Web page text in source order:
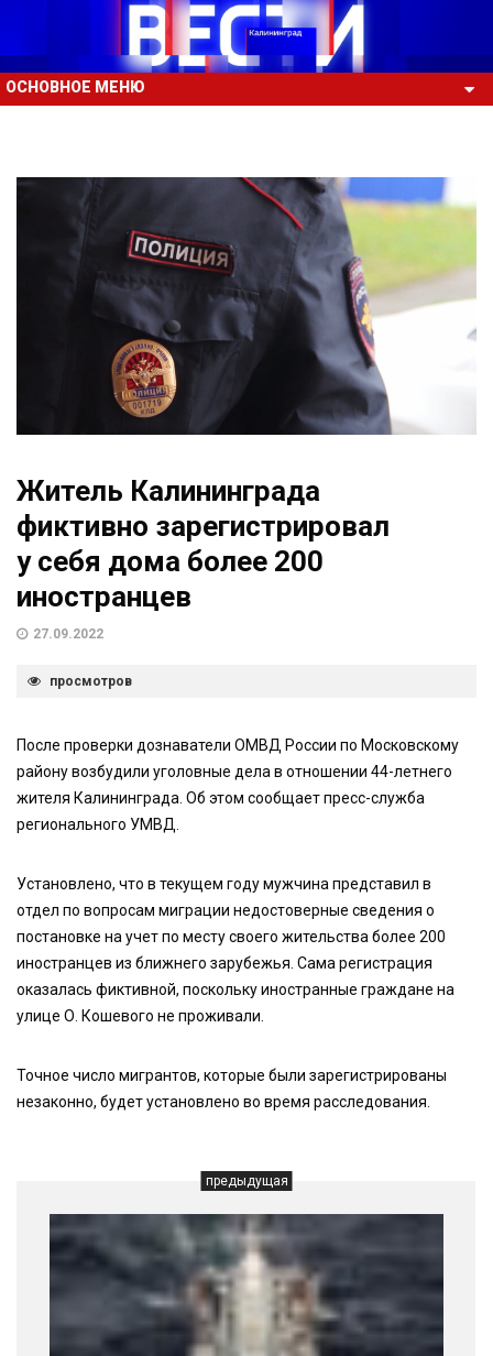
ОСНОВНОЕ МЕНЮ
Житель Калининграда
фиктивно зарегистрировал
у себя дома более 200
иностранцев
27.09.2022
просмотров
После проверки дознаватели ОМВД России по Московскому
району возбудили уголовные дела в отношении 44-летнего
жителя Калининграда. Об этом сообщает пресс-служба
регионального УМВД.
Установлено, что в текущем году мужчина представил в
отдел по вопросам миграции недостоверные сведения о
постановке на учет по месту своего жительства более 200
иностранцев из ближнего зарубежья. Сама регистрация
оказалась фиктивной, поскольку иностранные граждане на
улице О. Кошевого не проживали.
Точное число мигрантов, которые были зарегистрированы
незаконно, будет установлено во время расследования.
предыдущая